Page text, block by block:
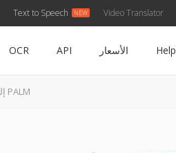
Text to Speech Video Translator
OCR API الأسعار Help
PSD إلى PALM